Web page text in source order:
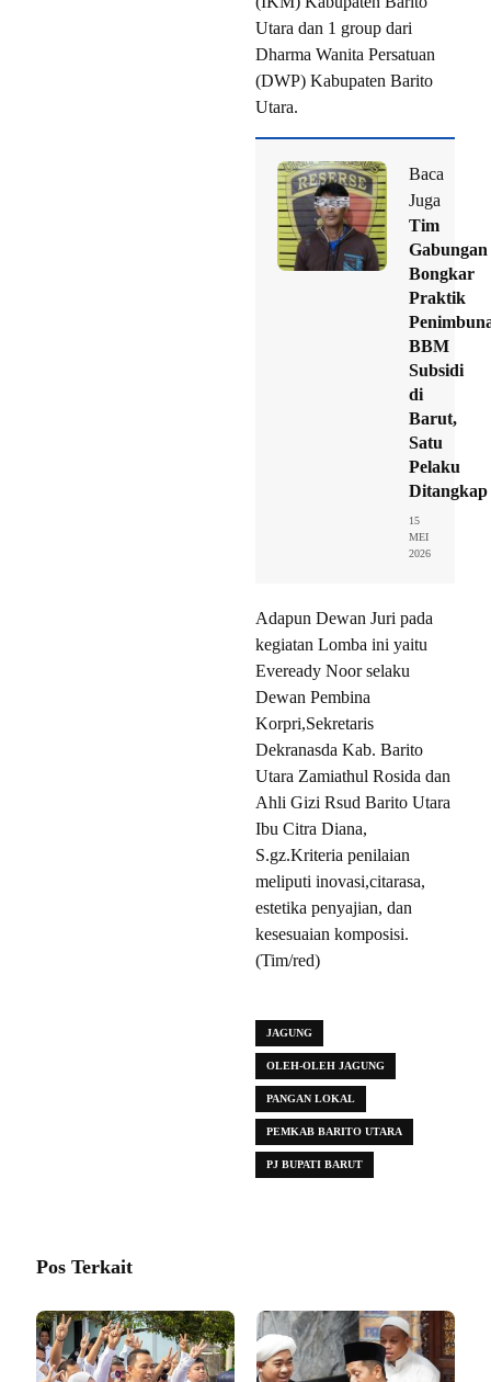
Utara dan 1 group dari
Dharma Wanita Persatuan
(DWP) Kabupaten Barito
Utara.
Baca
Juga
Tim
Gabungan
Bongkar
Praktik
BBM
Subsidi
di
Barut,
Satu
Pelaku
Ditangkap
15
MEI
2026
Adapun Dewan Juri pada
kegiatan Lomba ini yaitu
Eveready Noor selaku
Dewan Pembina
Korpri,Sekretaris
Dekranasda Kab. Barito
Utara Zamiathul Rosida dan
Ahli Gizi Rsud Barito Utara
Ibu Citra Diana,
S.gz.Kriteria penilaian
meliputi inovasi,citarasa,
estetika penyajian, dan
kesesuaian komposisi.
(Tim/red)
JAGUNG
OLEH-OLEH JAGUNG
PANGAN LOKAL
PEMKAB BARITO UTARA
PJ BUPATI BARUT
Pos Terkait